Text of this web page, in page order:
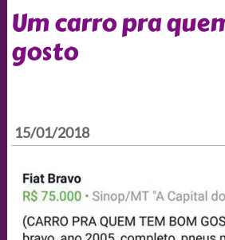
Um carro pra
gosto
15/01/2018